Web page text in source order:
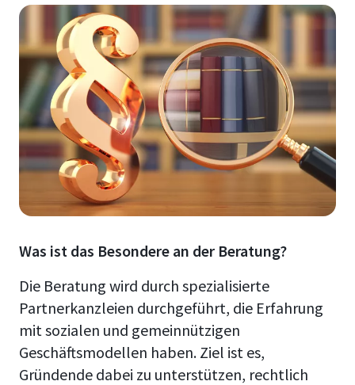
Was ist das Besondere an der Beratung?
Die Beratung wird durch spezialisierte
Partnerkanzleien durchgeführt, die Erfahrung
mit sozialen und gemeinnützigen
Geschäftsmodellen haben. Ziel ist es,
Gründende dabei zu unterstützen, rechtlich